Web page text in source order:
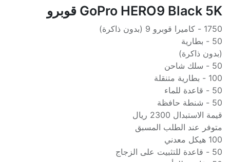
GoPro HERO9 Black 5K قوبرو
1750 - كاميرا قوبرو 9 (بدون ذاكرة)
50 - بطارية
(بدون ذاكرة)
50 - سلك شاحن
100 - بطارية متنقلة
50 - قاعدة للماء
50 - شنطة حافظة
قيمة الاستبدال 2300 ريال
متوفر عند الطلب المسبق
100 هيكل معدني
50 - قاعدة للتثبيت على الزجاج